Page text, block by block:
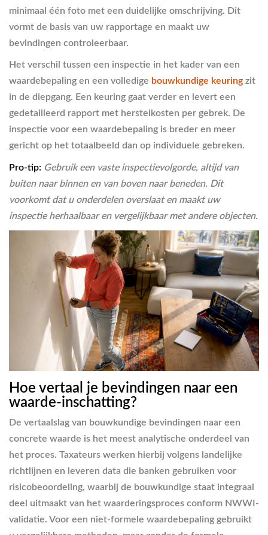
minimaal één foto met een duidelijke omschrijving. Dit
vormt de basis van uw rapportage en maakt uw
bevindingen controleerbaar.
Het verschil tussen een inspectie in het kader van een
waardebepaling en een volledige bouwkundige keuring zit
in de diepgang. Een keuring gaat verder en levert een
gedetailleerd rapport met herstelkosten per gebrek. De
inspectie voor een waardebepaling is breder en meer
gericht op het totaalbeeld dan op individuele gebreken.
Pro-tip: Gebruik een vaste inspectievolgorde, altijd van
buiten naar binnen en van boven naar beneden. Dit
voorkomt dat u onderdelen overslaat en maakt uw
inspectie herhaalbaar en vergelijkbaar met andere objecten.
Hoe vertaal je bevindingen naar een
waarde-inschatting?
De vertaalslag van bouwkundige bevindingen naar een
concrete waarde is het meest analytische onderdeel van
het proces. Taxateurs werken hierbij volgens landelijke
richtlijnen en leveren data die banken gebruiken voor
risicobeoordeling, waarbij de bouwkundige staat integraal
deel uitmaakt van het waarderingsproces conform NWWI-
validatie. Voor een niet-formele waardebepaling gebruikt